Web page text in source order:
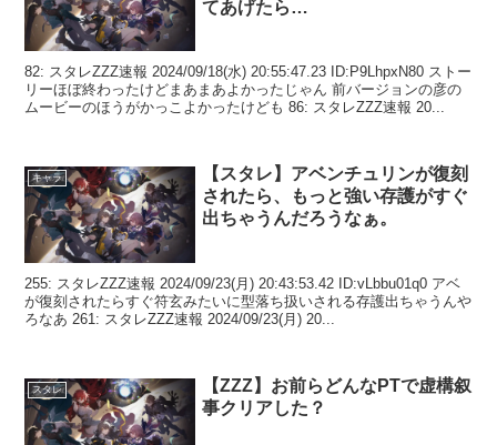
てあげたら…
82: スタレZZZ速報 2024/09/18(水) 20:55:47.23 ID:P9LhpxN80 ストー
リーほぼ終わったけどまあまあよかったじゃん 前バージョンの彦の
ムービーのほうがかっこよかったけども 86: スタレZZZ速報 20...
キャラ
【スタレ】アベンチュリンが復刻
されたら、もっと強い存護がすぐ
出ちゃうんだろうなぁ。
255: スタレZZZ速報 2024/09/23(月) 20:43:53.42 ID:vLbbu01q0 アベ
が復刻されたらすぐ符玄みたいに型落ち扱いされる存護出ちゃうんや
ろなあ 261: スタレZZZ速報 2024/09/23(月) 20...
スタレ
【ZZZ】お前らどんなPTで虚構叙
事クリアした？